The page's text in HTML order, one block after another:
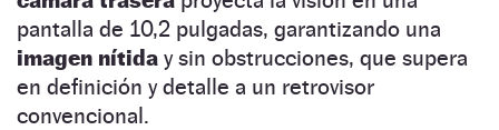
pantalla de 10,2 pulgadas, garantizando una
imagen nítida y sin obstrucciones, que supera
en definición y detalle a un retrovisor
convencional.